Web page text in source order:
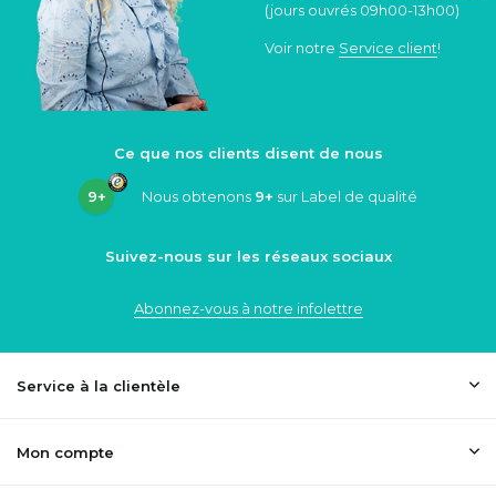
(jours ouvrés 09h00-13h00)
Voir notre Service client!
Ce que nos clients disent de nous
9+ Nous obtenons 9+ sur Label de qualité
Suivez-nous sur les réseaux sociaux
Abonnez-vous à notre infolettre
Service à la clientèle
Mon compte